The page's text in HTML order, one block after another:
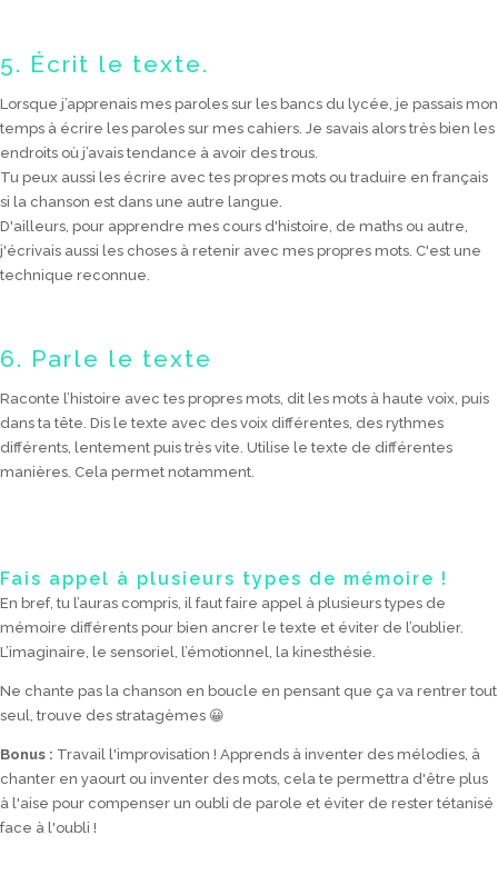
5. Écrit le texte.
Lorsque j’apprenais mes paroles sur les bancs du lycée, je passais mon
temps à écrire les paroles sur mes cahiers. Je savais alors très bien les
endroits où j’avais tendance à avoir des trous.
Tu peux aussi les écrire avec tes propres mots ou traduire en français
si la chanson est dans une autre langue.
D'ailleurs, pour apprendre mes cours d'histoire, de maths ou autre,
j'écrivais aussi les choses à retenir avec mes propres mots. C'est une
technique reconnue.
6. Parle le texte
Raconte l’histoire avec tes propres mots, dit les mots à haute voix, puis
dans ta tête. Dis le texte avec des voix différentes, des rythmes
différents, lentement puis très vite. Utilise le texte de différentes
manières. Cela permet notamment.
Fais appel à plusieurs types de mémoire !
En bref, tu l’auras compris, il faut faire appel à plusieurs types de
mémoire différents pour bien ancrer le texte et éviter de l’oublier.
L’imaginaire, le sensoriel, l’émotionnel, la kinesthésie.
Ne chante pas la chanson en boucle en pensant que ça va rentrer tout
seul, trouve des stratagèmes 😀
Bonus : Travail l'improvisation ! Apprends à inventer des mélodies, à
chanter en yaourt ou inventer des mots, cela te permettra d'être plus
à l'aise pour compenser un oubli de parole et éviter de rester tétanisé
face à l'oubli !